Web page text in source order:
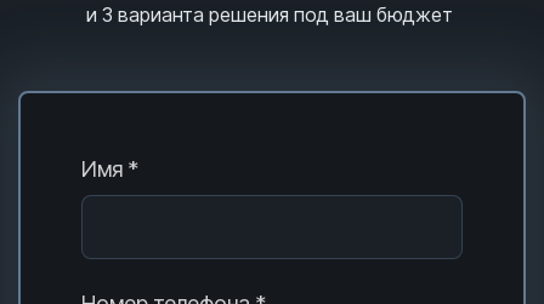
и 3 варианта решения под ваш бюджет
Имя *